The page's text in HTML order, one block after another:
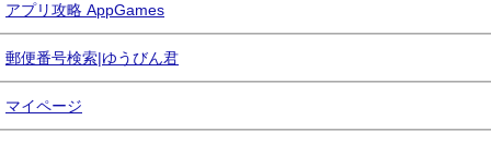
アプリ攻略 AppGames
郵便番号検索|ゆうびん君
マイページ